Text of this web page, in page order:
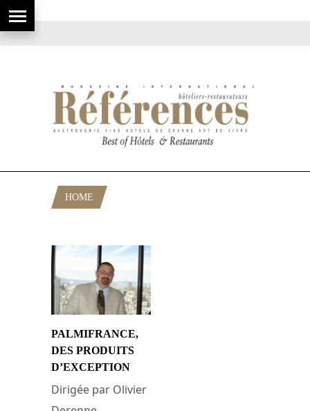
HOME
PALMIFRANCE,
DES PRODUITS
D’EXCEPTION
Dirigée par Olivier